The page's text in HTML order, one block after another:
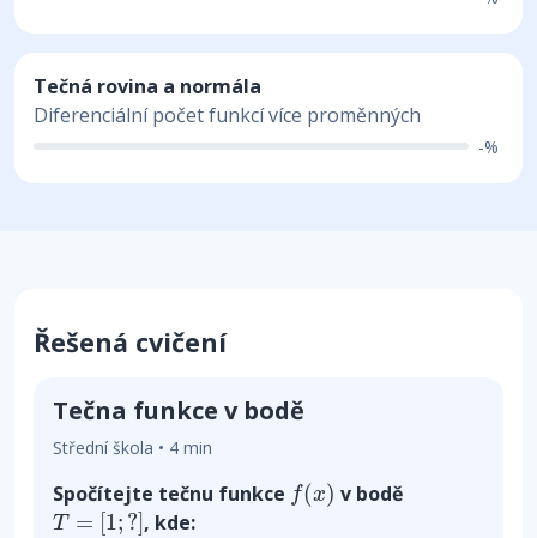
Tečná rovina a normála
Diferenciální počet funkcí více proměnných
-%
Řešená cvičení
Tečna funkce v bodě
Střední škola • 4 min
Spočítejte tečnu funkce f(x)
f(x) v bodě
T = [1; ?]
T=[1;?] , kde: